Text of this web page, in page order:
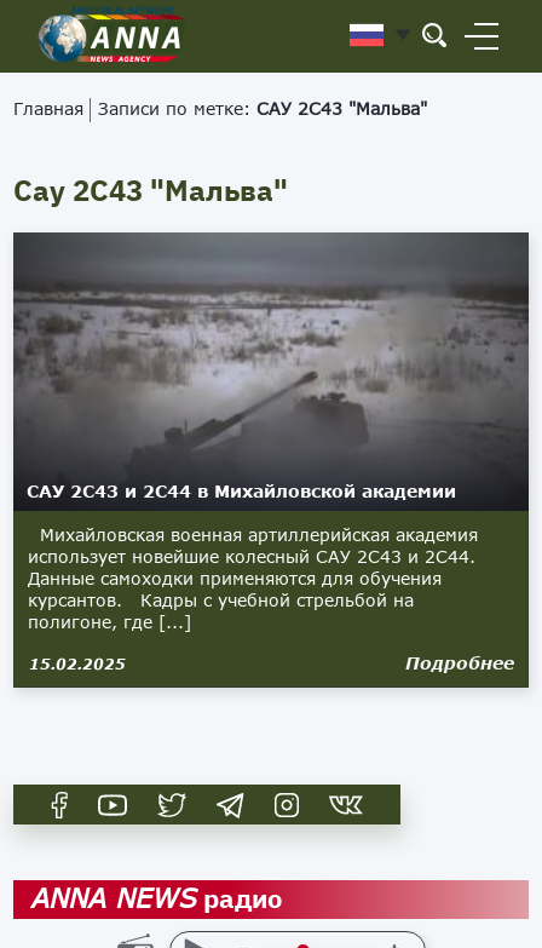
Главная Записи по метке:САУ 2С43 "Мальва"
Сау 2С43 "Мальва"
САУ 2С43 и 2С44 в Михайловской академии
Михайловская военная артиллерийская академия
использует новейшие колесный САУ 2С43 и 2С44.
Данные самоходки применяются для обучения
курсантов. Кадры с учебной стрельбой на
полигоне, где [...]
15.02.2025 Подробнее
ANNA NEWSрадио